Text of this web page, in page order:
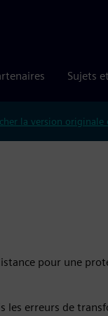
Sujets
la version originale
pour une
les erreurs de